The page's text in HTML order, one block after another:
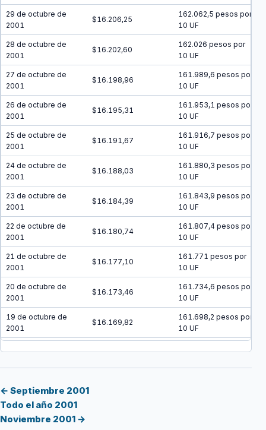
29 de octubre de
2001
$16.206,25
162.062,5 pesos por
10 UF
28 de octubre de
2001
$16.202,60
162.026 pesos por
10 UF
27 de octubre de
2001
$16.198,96
161.989,6 pesos por
10 UF
26 de octubre de
2001
$16.195,31
161.953,1 pesos por
10 UF
25 de octubre de
2001
$16.191,67
161.916,7 pesos por
10 UF
24 de octubre de
2001
$16.188,03
161.880,3 pesos por
10 UF
23 de octubre de
2001
$16.184,39
161.843,9 pesos por
10 UF
22 de octubre de
2001
$16.180,74
161.807,4 pesos por
10 UF
21 de octubre de
2001
$16.177,10
161.771 pesos por
10 UF
20 de octubre de
2001
$16.173,46
161.734,6 pesos por
10 UF
19 de octubre de
2001
$16.169,82
161.698,2 pesos por
10 UF
$16.166,19
2001
16 de octubre de
2001
← Septiembre 2001
Todo el año 2001
Noviembre 2001 →